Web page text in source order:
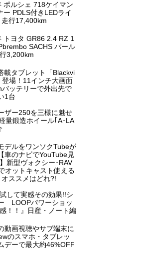
ポルシェ 718ケイマン
ー PDLS付きLEDライ
走行17,400km
トヨタ GR86 2.4 RZ 1
SACHS パール
3,200km
載タブレット「Blackvi
場！11インチ大画面
バッテリーで外出先で
1台
ザー250を三様に魅せ
量鍛造ホイール｢A･LA
デルをワンソクTubeが
車のナビでYouTube見
新型ヴォクシー･RAV
オットキャスト使える
ススメはどれ?!
して実感その効果!!シ
LOOPパワーショッ
！！』日産・ノート編
動画視聴やサブ端末に
のスマホ・タブレッ
デーで最大約46%OFF